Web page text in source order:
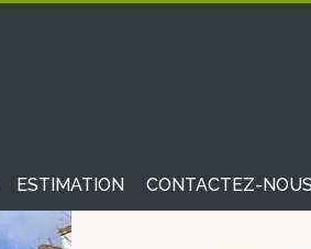
ESTIMATION CONTACTEZ-NOUS